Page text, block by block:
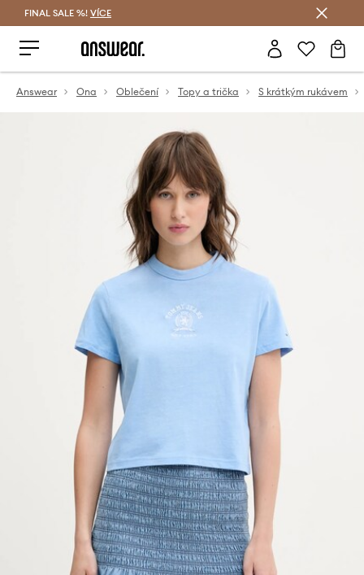
FINAL SALE %! VÍCE
Answear Ona Oblečení Topy a trička S krátkým rukávem